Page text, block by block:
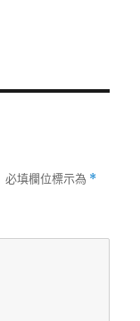
必填欄位標示為 *